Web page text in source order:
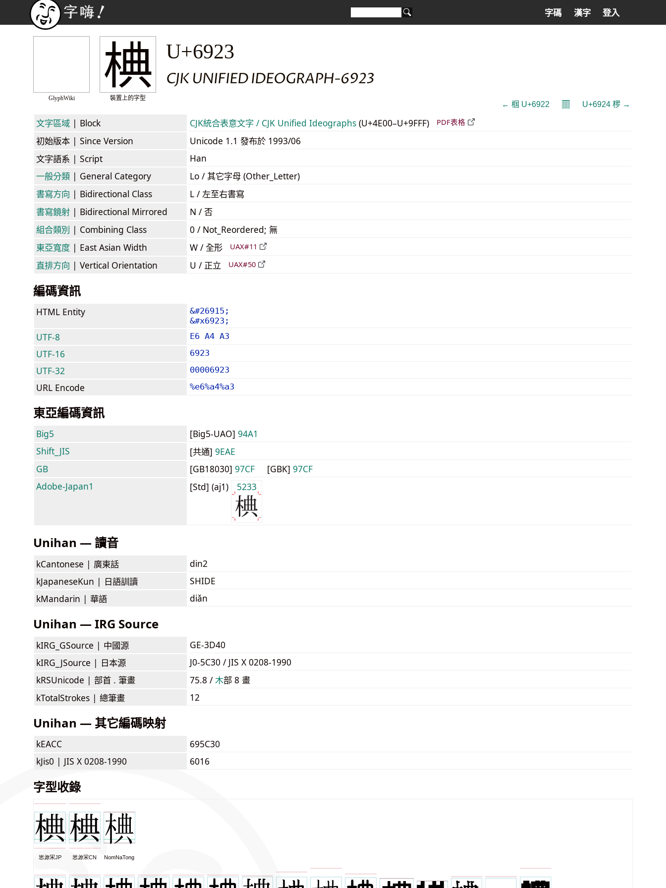
字碼 漢字 登入
GlyphWiki
椣
裝置上的字型
U+6923
CJK UNIFIED IDEOGRAPH-6923
← 椢 U+6922 𝄜 U+6924 椤 →
文字區域 | Block CJK統合表意文字 / CJK Unified Ideographs (U+4E00–U+9FFF) PDF表格
初始版本 | Since Version
Unicode 1.1 發布於 1993/06
文字語系 | Script
Han
一般分類 | General Category
Lo / 其它字母 (Other_Letter)
書寫方向 | Bidirectional Class
L / 左至右書寫
書寫鏡射 | Bidirectional Mirrored
N / 否
組合類別 | Combining Class
0 / Not_Reordered; 無
東亞寬度 | East Asian Width W / 全形 UAX#11
直排方向 | Vertical Orientation U / 正立 UAX#50
編碼資訊
HTML Entity
&#26915;
&#x6923;
UTF-8 E6 A4 A3
UTF-16 6923
UTF-32 00006923
URL Encode %e6%a4%a3
東亞編碼資訊
Big5 [Big5-UAO] 94A1
Shift_JIS
[共通] 9EAE
GB
[GB18030] 97CF [GBK] 97CF
Adobe-Japan1
[Std] (aj1) 5233
Unihan — 讀音
kCantonese | 廣東話
din2
kJapaneseKun | 日語訓讀
SHIDE
kMandarin | 華語 diǎn
Unihan — IRG Source
kIRG_GSource | 中國源
GE-3D40
kIRG_JSource | 日本源
J0-5C30 / JIS X 0208-1990
kRSUnicode | 部首 . 筆畫 75.8 /⽊部 8 畫
kTotalStrokes | 總筆畫 12
Unihan — 其它編碼映射
kEACC
695C30
kJis0 | JIS X 0208-1990 6016
字型收錄
思源宋JP 思源宋CN NomNaTong